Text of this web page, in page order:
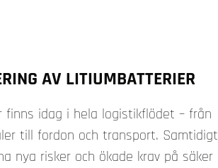
AV LITIUMBATTERIER
finns idag i hela logistikflödet – från
till fordon och transport. Samtidigt
nya risker och ökade krav på säker